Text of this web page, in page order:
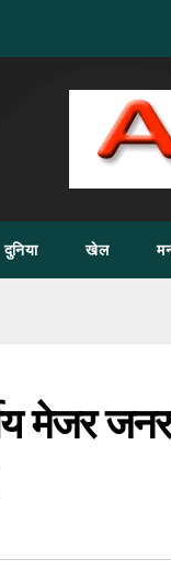
दुनिया खेल
मेजर